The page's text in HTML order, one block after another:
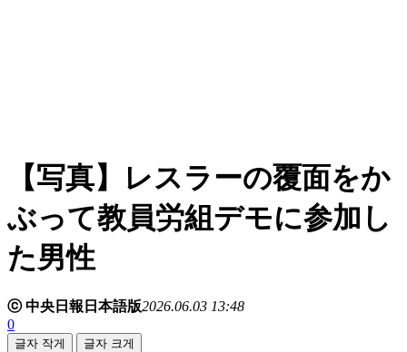
【写真】レスラーの覆面をか
ぶって教員労組デモに参加し
た男性
ⓒ 中央日報日本語版2026.06.03 13:48
0
글자 작게 글자 크게